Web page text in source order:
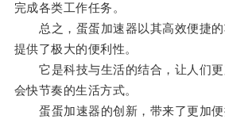
完成各类工作任务。
总之，蛋蛋加速器以其高效便捷的
提供了极大的便利性。
它是科技与生活的结合，让人们更
会快节奏的生活方式。
蛋蛋加速器的创新，带来了更加便